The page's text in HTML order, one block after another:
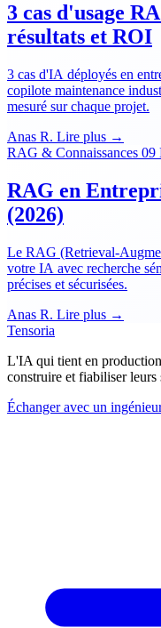
3 cas d'usage
résultats et ROI
3 cas d'IA déployés en
copilote maintenance
mesuré sur chaque projet.
Anas R. Lire plus →
RAG & Connaissances 09
RAG en
(2026)
Le RAG (Retrieval-
votre IA avec recherche
précises et sécurisées.
Anas R. Lire plus →
Tensoria
L'IA qui tient en
construire et fiabiliser leurs
Échanger avec un